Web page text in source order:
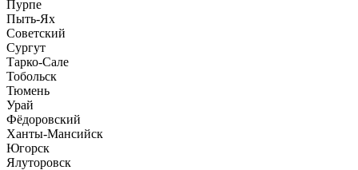
Пурпе
Пыть-Ях
Советский
Сургут
Тарко-Сале
Тобольск
Тюмень
Урай
Фёдоровский
Ханты-Мансийск
Югорск
Ялуторовск